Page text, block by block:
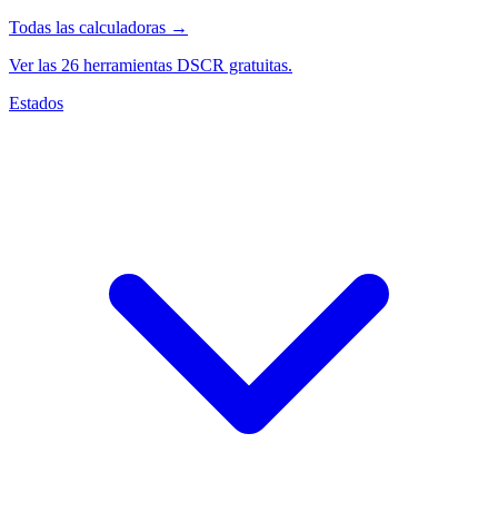
Todas las calculadoras →
Ver las 26 herramientas DSCR gratuitas.
Estados